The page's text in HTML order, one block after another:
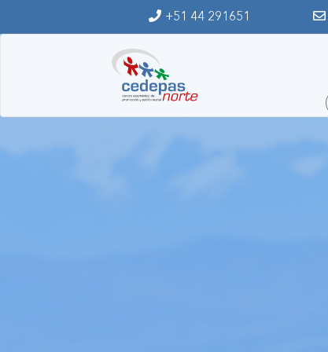
+51 44 291651